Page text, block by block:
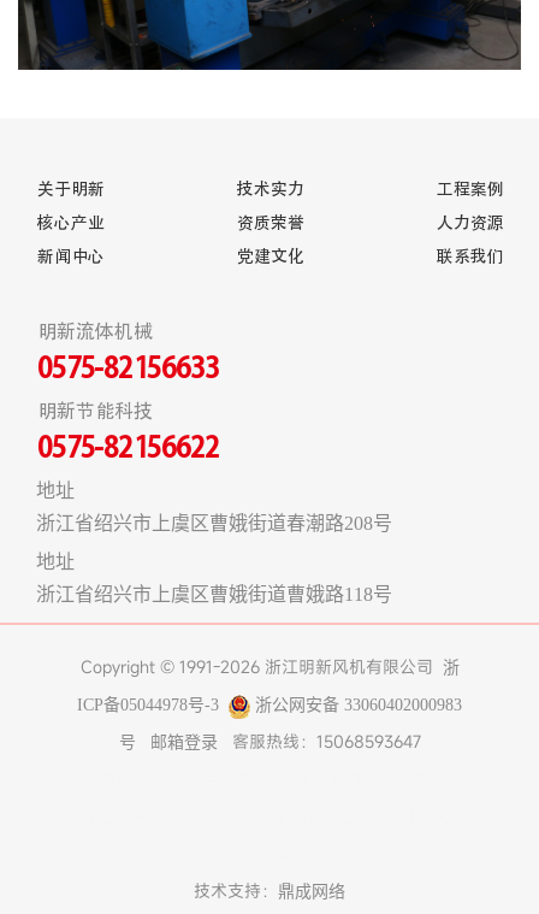
关于明新
核心产业
新闻中心
技术实力
资质荣誉
党建文化
工程案例
人力资源
联系我们
明新流体机械
0575-82156633
明新节能科技
0575-82156622
地址
浙江省绍兴市上虞区曹娥街道春潮路208号
地址
浙江省绍兴市上虞区曹娥街道曹娥路118号
Copyright © 1991-2026 浙江明新风机有限公司 浙
ICP备05044978号-3 浙公网安备 33060402000983
号 邮箱登录
客服热线：15068593647
技术支持： 鼎成网络